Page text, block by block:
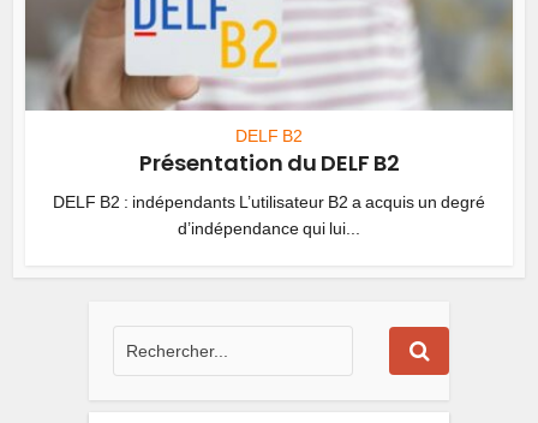
DELF B2
Présentation du DELF B2
DELF B2 : indépendants L’utilisateur B2 a acquis un degré
d’indépendance qui lui...